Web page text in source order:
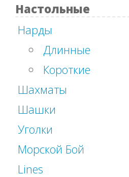
Настольные
Нарды
Длинные
Короткие
Шахматы
Шашки
Уголки
Морской Бой
Lines